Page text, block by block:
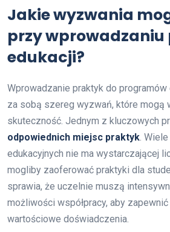
Jakie wyzwania
przy
edukacji?
Wprowadzanie praktyk do
za sobą szereg wyzwań, które mogą
skuteczność. Jednym z kluczowych
odpowiednich miejsc praktyk .
edukacyjnych nie ma wystarczającej
mogliby zaoferować praktyki dla
sprawia, że uczelnie muszą
możliwości współpracy, aby
wartościowe doświadczenia.